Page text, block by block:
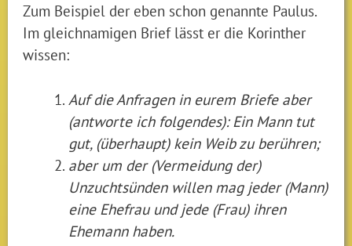
Zum Beispiel der eben schon genannte Paulus.
Im gleichnamigen Brief lässt er die Korinther
wissen:
Auf die Anfragen in eurem Briefe aber
(antworte ich folgendes): Ein Mann tut
gut, (überhaupt) kein Weib zu berühren;
aber um der (Vermeidung der)
Unzuchtsünden willen mag jeder (Mann)
eine Ehefrau und jede (Frau) ihren
Ehemann haben.